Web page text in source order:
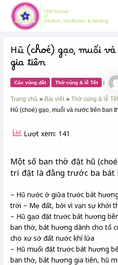
content
Hũ (choé) gạo, muối
gia tiên
Các vùng đất Thờ cúng & lễ Tết |
Trang chủ Bài viết
Thờ cúng & lễ
Hũ (choé) gạo, muối và nước trên ban
Lượt xem: 141
Một số ban thờ đặt hũ
trí đặt là đằng trước ba bát
– Hũ nước ở giữa trước bát
trời – Mẹ đất, bởi vì vạn sự khởi
– Hũ gạo đặt trước bát hương
ban thờ, bát hương dành cho tổ
cho xứ sở đất nước khí lửa
– Hũ muối đặt trước bát hương
ban thờ, bát hương gia tiên, hũ
Post
navigation
CHUYÊN
MỤC: